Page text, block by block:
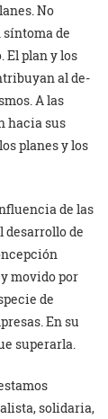
No
síntoma de
El plan y los
al de­
A las
hacia sus
planes y los
de las
desarrollo de
movido por
de
En su
superarla.
solidaria,